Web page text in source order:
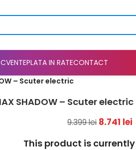
PLATA IN RATECONTACT
– Scuter electric
SHADOW – Scuter electric
9.399lei 8.741 lei
This product is